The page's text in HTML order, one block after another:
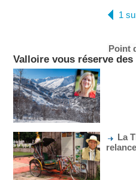
1
Point
Valloire vous réserve
La